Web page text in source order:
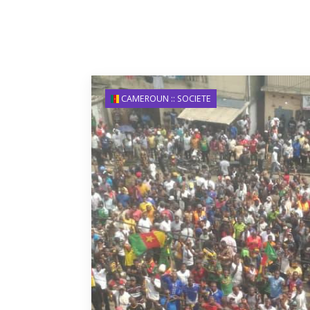
CAMEROUN :: SOCIETE